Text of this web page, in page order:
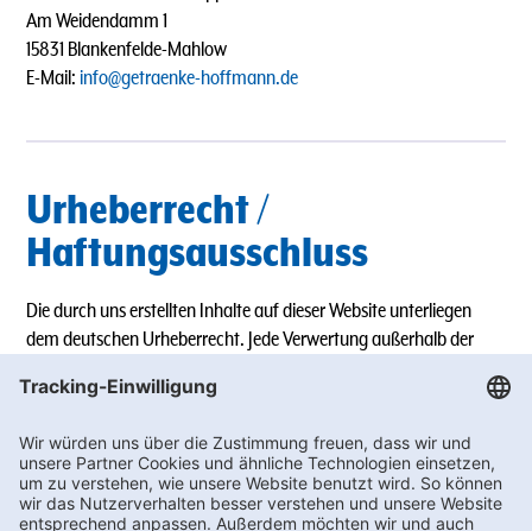
Am Weidendamm 1
15831 Blankenfelde-Mahlow
E-Mail: info@getraenke-hoffmann.de
Urheberrecht /
Haftungsausschluss
Die durch uns erstellten Inhalte auf dieser Website unterliegen
dem deutschen Urheberrecht. Jede Verwertung außerhalb der
Zustimmung.
Für die Richtigkeit, Vollständigkeit und Aktualität der Inhalte
übernehmen wir keine Gewähr.
Diese Website enthält Links zu Webseiten Dritter, auf deren Inhalte